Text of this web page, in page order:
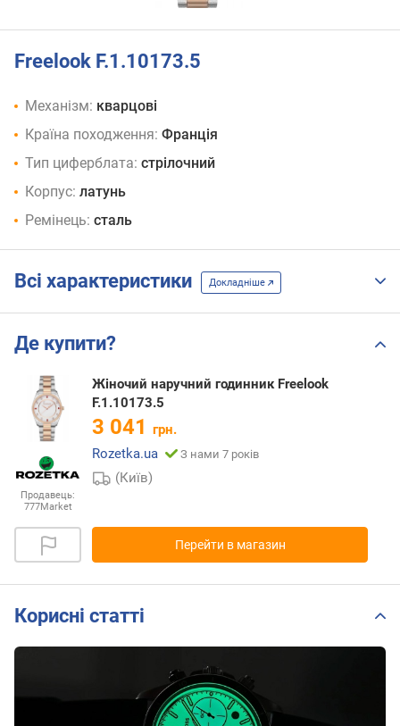
Freelook F.1.10173.5
Механізм: кварцові
Країна походження: Франція
Тип циферблата: стрілочний
Корпус: латунь
Ремінець: сталь
Всі характеристики Докладніше
Де купити?
Продавець:
777Market
Жіночий наручний годинник Freelook
F.1.10173.5
3 041 грн.
Rozetka.ua
З нами 7 років
(Київ)
Перейти в магазин
Корисні статті